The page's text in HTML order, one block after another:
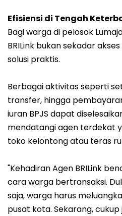
Efisiensi di Tengah
Bagi warga di pelosok
BRILink bukan sekadar
solusi praktis.
Berbagai aktivitas seperti
transfer, hingga
iuran BPJS dapat
mendatangi agen terdekat
toko kelontong atau teras
"Kehadiran Agen BRILink
cara warga bertransaksi.
saja, warga harus
pusat kota. Sekarang,